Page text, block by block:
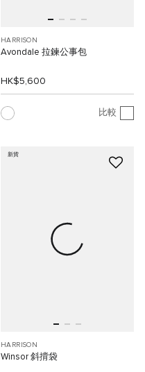
HARRISON
Avondale 拉鍊公事包
HK$5,600
比較
新貨
HARRISON
Winsor 斜揹袋